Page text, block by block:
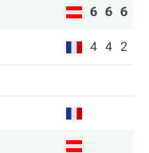
6 6 6
4 4 2